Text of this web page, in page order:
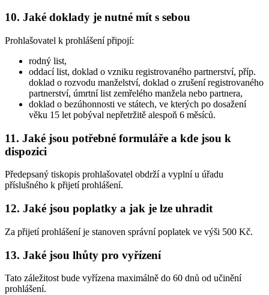
10. Jaké doklady je nutné mít s sebou
Prohlašovatel k prohlášení připojí:
rodný list,
oddací list, doklad o vzniku registrovaného partnerství, příp.
doklad o rozvodu manželství, doklad o zrušení registrovaného
partnerství, úmrtní list zemřelého manžela nebo partnera,
doklad o bezúhonnosti ve státech, ve kterých po dosažení
věku 15 let pobýval nepřetržitě alespoň 6 měsíců.
11. Jaké jsou potřebné formuláře a kde jsou k
dispozici
Předepsaný tiskopis prohlašovatel obdrží a vyplní u úřadu
příslušného k přijetí prohlášení.
12. Jaké jsou poplatky a jak je lze uhradit
Za přijetí prohlášení je stanoven správní poplatek ve výši 500 Kč.
13. Jaké jsou lhůty pro vyřízení
Tato záležitost bude vyřízena maximálně do 60 dnů od učinění
prohlášení.